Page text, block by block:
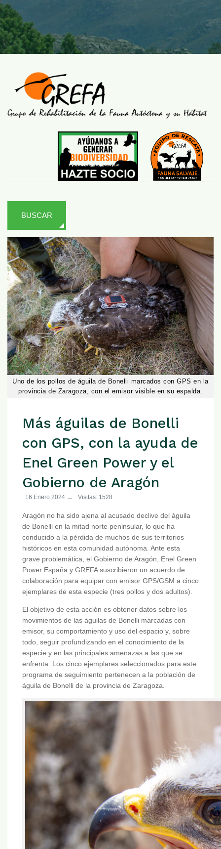
BUSCAR
Uno de los pollos de águila de Bonelli marcados con GPS en la
provincia de Zaragoza, con el emisor visible en su espalda.
Más águilas de Bonelli
con GPS, con la ayuda de
Enel Green Power y el
Gobierno de Aragón
16 Enero 2024 Visitas: 1528
Aragón no ha sido ajena al acusado declive del águila
de Bonelli en la mitad norte peninsular, lo que ha
conducido a la pérdida de muchos de sus territorios
históricos en esta comunidad autónoma. Ante esta
grave problemática, el Gobierno de Aragón, Enel Green
Power España y GREFA suscribieron un acuerdo de
colaboración para equipar con emisor GPS/GSM a cinco
ejemplares de esta especie (tres pollos y dos adultos).
El objetivo de esta acción es obtener datos sobre los
movimientos de las águilas de Bonelli marcadas con
emisor, su comportamiento y uso del espacio y, sobre
todo, seguir profundizando en el conocimiento de la
especie y en las principales amenazas a las que se
enfrenta. Los cinco ejemplares seleccionados para este
programa de seguimiento pertenecen a la población de
águila de Bonelli de la provincia de Zaragoza.